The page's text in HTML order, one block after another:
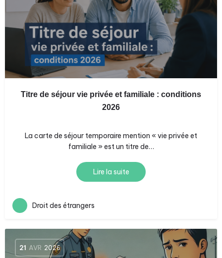
Titre de séjour vie privée et familiale : conditions
2026
La carte de séjour temporaire mention « vie privée et
familiale » est un titre de…
Lire la suite
Droit des étrangers
21 AVR 2026